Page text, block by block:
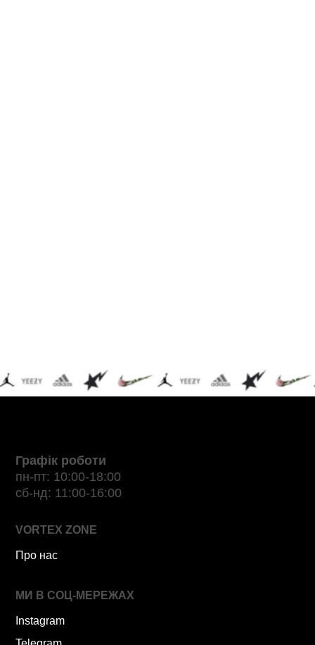
Графік роботи
пн-пт: 10:00-18:00
сб-нд: 11:00-16:00
VORTEX ZONE
Про нас
МИ В СОЦ-МЕРЕЖАХ
Instagram